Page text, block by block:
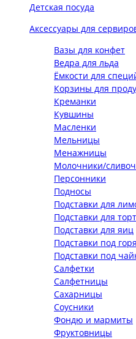
Детская посуда
Аксессуары для
Вазы для конфет
Ведра для льда
Ёмкости для
Корзины для
Креманки
Кувшины
Масленки
Мельницы
Менажницы
Молочники/
Персонники
Подносы
Подставки для
Подставки для
Подставки для яиц
Подставки под
Подставки под
Салфетки
Салфетницы
Сахарницы
Соусники
Фондю и мармиты
Фруктовницы